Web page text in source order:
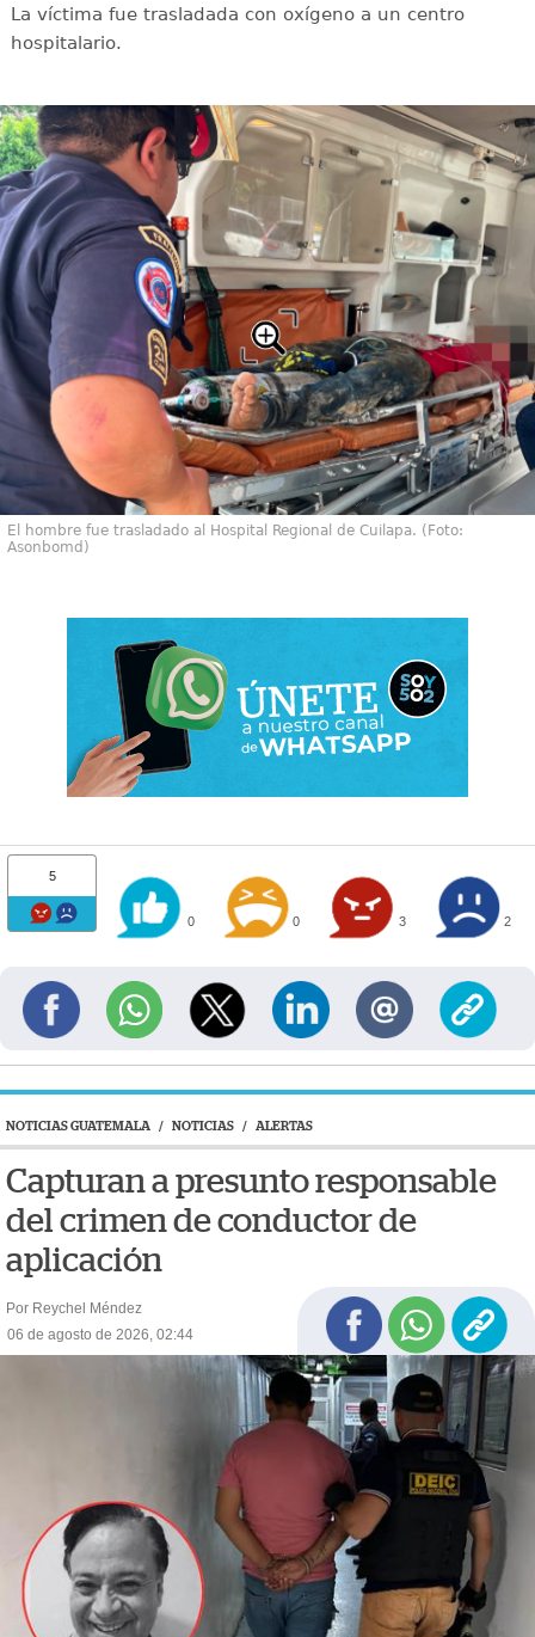
La víctima fue trasladada con oxígeno a un centro
hospitalario.
El hombre fue trasladado al Hospital Regional de Cuilapa. (Foto:
Asonbomd)
5
0 0 3 2
NOTICIAS GUATEMALA / NOTICIAS / ALERTAS
Capturan a presunto responsable
del crimen de conductor de
aplicación
Por Reychel Méndez
06 de agosto de 2026, 02:44